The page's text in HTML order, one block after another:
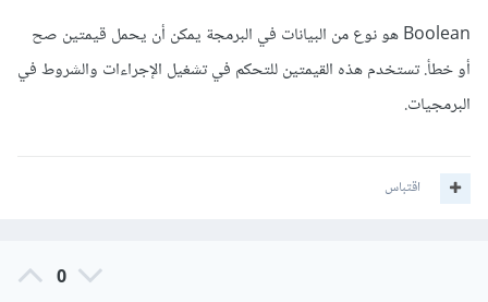
Boolean هو نوع من البيانات في البرمجة يمكن أن يحمل قيمتين صح
أو خطأ. تستخدم هذه القيمتين للتحكم في تشغيل الإجراءات والشروط في
البرمجيات.
اقتباس
0